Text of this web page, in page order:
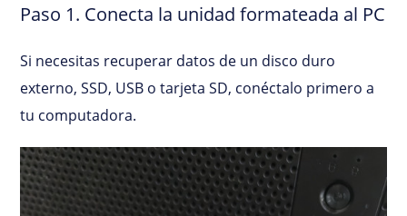
Paso 1. Conecta la unidad formateada al PC
Si necesitas recuperar datos de un disco duro
externo, SSD, USB o tarjeta SD, conéctalo primero a
tu computadora.